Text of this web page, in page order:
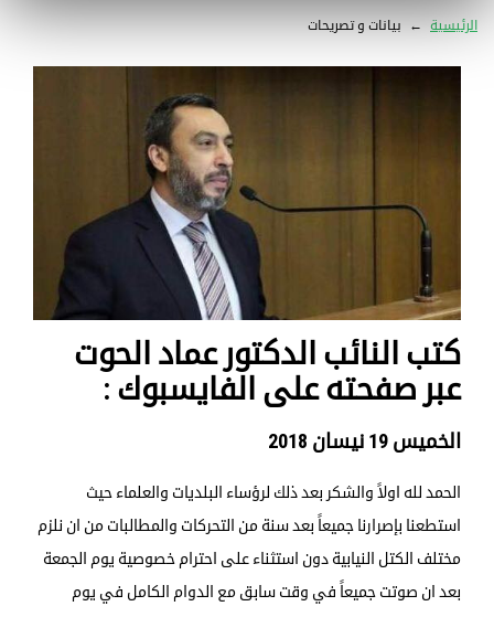
الرئيسية ← بيانات و تصريحات
كتب النائب الدكتور عماد الحوت
عبر صفحته على الفايسبوك :
الخميس 19 نيسان 2018
الحمد لله اولاً والشكر بعد ذلك لرؤساء البلديات والعلماء حيث
استطعنا بإصرارنا جميعاً بعد سنة من التحركات والمطالبات من ان نلزم
مختلف الكتل النيابية دون استثناء على احترام خصوصية يوم الجمعة
بعد ان صوتت جميعاً في وقت سابق مع الدوام الكامل في يوم